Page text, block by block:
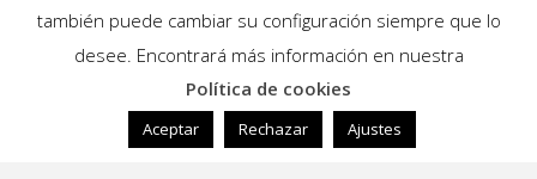
Funciona conFluida&WordPress.
también puede cambiar su configuración siempre que lo
desee. Encontrará más información en nuestra
Política de cookies
Aceptar Rechazar Ajustes